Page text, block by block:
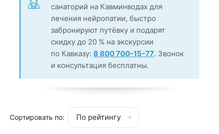
санаторий на Кавминводах для
лечения нейропатии, быстро
забронируют путёвку и подарят
скидку до 20 % на экскурсии
по Кавказу: 8 800 700-15-77. Звонок
и консультация бесплатны.
Сортировать по: По рейтингу